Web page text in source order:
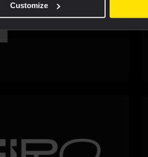
Customize